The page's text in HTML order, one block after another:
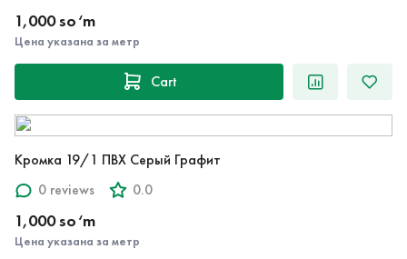
1,000 so‘m
Цена указана за метр
Cart
Кромка 19/1 ПВХ Серый Графит
0 reviews
0.0
1,000 so‘m
Цена указана за метр